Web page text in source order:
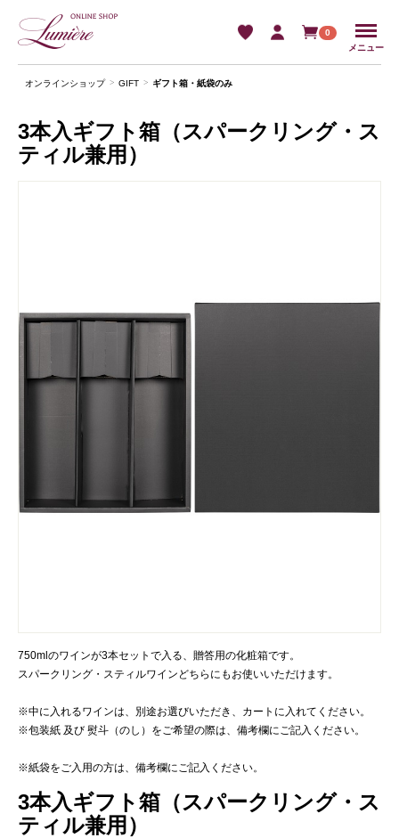
0
メニュー
オンラインショップ GIFT ギフト箱・紙袋のみ
3本入ギフト箱（スパークリング・ス
ティル兼用）
750mlのワインが3本セットで入る、贈答用の化粧箱です。
スパークリング・スティルワインどちらにもお使いいただけます。
※中に入れるワインは、別途お選びいただき、カートに入れてください。
※包装紙 及び 熨斗（のし）をご希望の際は、備考欄にご記入ください。
※紙袋をご入用の方は、備考欄にご記入ください。
3本入ギフト箱（スパークリング・ス
ティル兼用）